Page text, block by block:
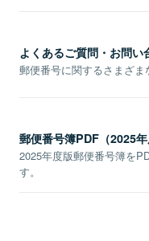
よくあるご質問・お問い
郵便番号に関するさまざま
郵便番号簿PDF（2025年
2025年度版郵便番号簿を
す。